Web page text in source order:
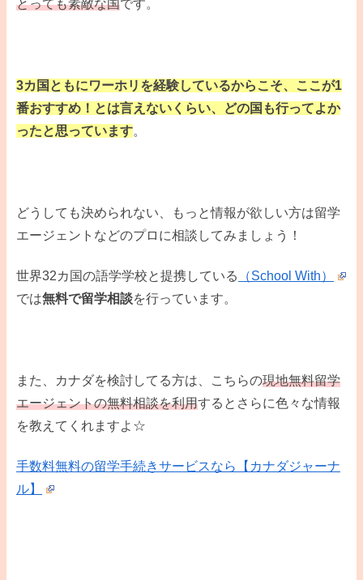
とっても素敵な国です。
3カ国ともにワーホリを経験しているからこそ、ここが1
番おすすめ！とは言えないくらい、どの国も行ってよか
ったと思っています。
どうしても決められない、もっと情報が欲しい方は留学
エージェントなどのプロに相談してみましょう！
世界32カ国の語学学校と提携している
（School With）
では無料で留学相談を行っています。
また、カナダを検討してる方は、こちらの現地無料留学
エージェントの無料相談を利用するとさらに色々な情報
を教えてくれますよ☆
手数料無料の留学手続きサービスなら【カナダジャーナ
ル】